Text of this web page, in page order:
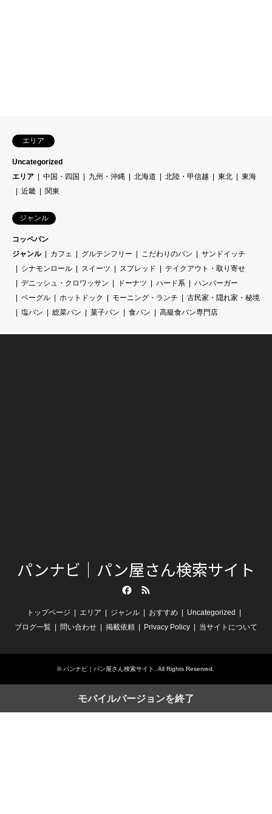
エリア
Uncategorized
エリア
中国・四国 九州・沖縄 北海道 北陸・甲信越 東北
東海
近畿
関東
ジャンル
コッペパン
ジャンル
カフェ グルテンフリー こだわりのパン
サンドイッチ
シナモンロール
スイーツ スプレッド
テイクアウト・取り寄せ
デニッシュ・クロワッサン
ドーナツ ハード系
ハンバーガー
ベーグル
ホットドック モーニング・ランチ
古民家・隠れ家・秘境
塩パン
総菜パン 菓子パン 食パン 高級食パン専門店
パンナビ｜パン屋さん検索サイト
トップページ エリア ジャンル おすすめ
Uncategorized
ブログ一覧
問い合わせ 掲載依頼 Privacy Policy 当サイトについて
© パンナビ｜パン屋さん検索サイト . All Rights Reserved.
モバイルバージョンを終了